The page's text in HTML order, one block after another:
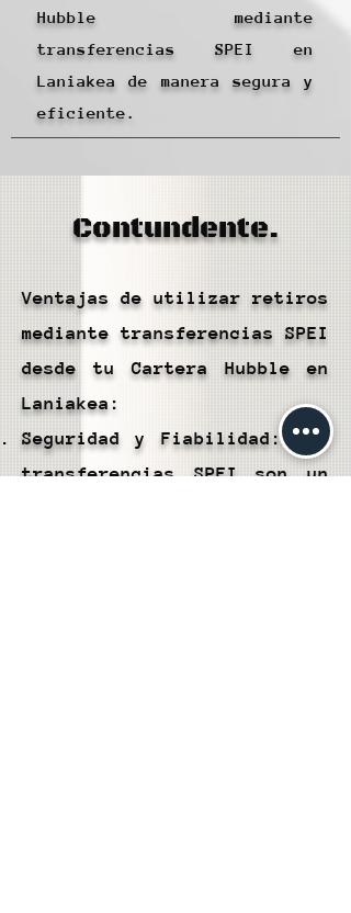
Hubble mediante
transferencias SPEI en
Laniakea de manera segura y
eficiente.
Contundente.
Ventajas de utilizar retiros
mediante transferencias SPEI
desde tu Cartera Hubble en
Laniakea:
Seguridad y Fiabilidad: Las
transferencias SPEI son un